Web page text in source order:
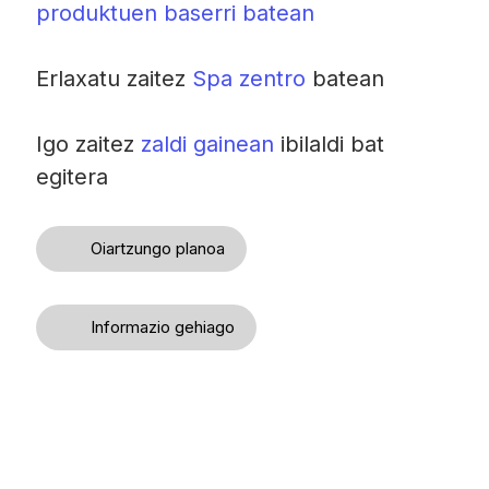
produktuen baserri batean
Erlaxatu zaitez Spa zentro batean
Igo zaitez zaldi gainean ibilaldi bat
egitera
Oiartzungo planoa
Informazio gehiago